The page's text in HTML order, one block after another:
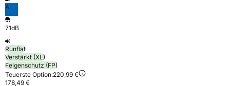
A
71dB
Runflat
Verstärkt (XL)
Felgenschutz (FP)
Teuerste Option:220,99 €
178,49 €